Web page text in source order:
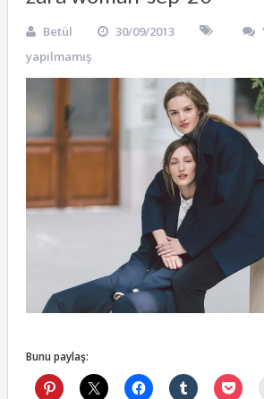
Betül 30/09/2013
yapılmamış
Bunu paylaş: